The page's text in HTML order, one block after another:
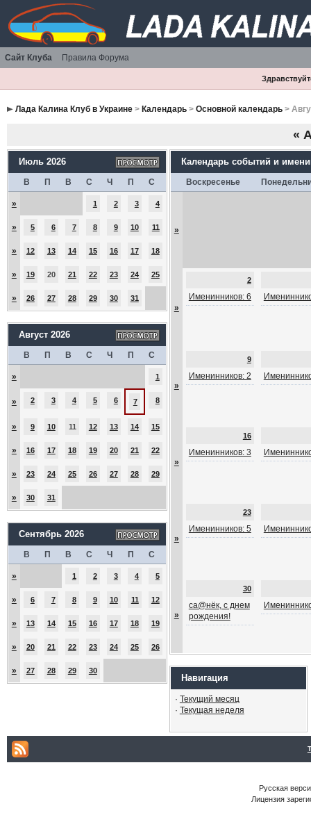
Сайт Клуба Правила Форума
Лада Калина Клуб в Украине> Календарь> Основной календарь>
«
Июль 2026
В П В С Ч П С
» 1 2 3 4
» 5 6 7 8 9 10 11
» 12 13 14 15 16 17 18
» 19 20 21 22 23 24 25
» 26 27 28 29 30 31
Август 2026
В П В С Ч П С
» 1
» 2 3 4 5 6 7 8
» 9 10 11 12 13 14 15
» 16 17 18 19 20 21 22
» 23 24 25 26 27 28 29
» 30 31
Сентябрь 2026
В П В С Ч П С
» 1 2 3 4 5
» 6 7 8 9 10 11 12
» 13 14 15 16 17 18 19
» 20 21 22 23 24 25 26
» 27 28 29 30
Календарь событий и
Воскресенье
»
»
2
Именинников: 6
»
9
Именинников: 2
»
16
Именинников: 3
»
23
Именинников: 5
»
30
са@нёк, с днем
рождения!
Навигация
· Текущий месяц
· Текущая неделя
Русская
Лицензия